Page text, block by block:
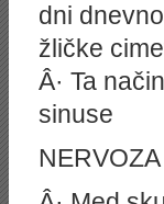
dni
žličke
Â· Ta
sinuse